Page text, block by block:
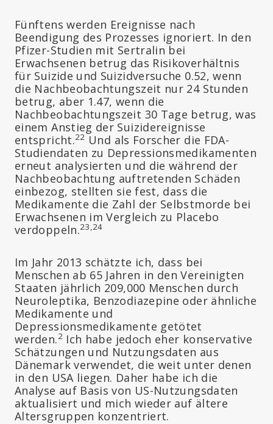
Fünftens werden Ereignisse nach
Beendigung des Prozesses ignoriert. In den
Pfizer-Studien mit Sertralin bei
Erwachsenen betrug das Risikoverhältnis
für Suizide und Suizidversuche 0.52, wenn
die Nachbeobachtungszeit nur 24 Stunden
betrug, aber 1.47, wenn die
Nachbeobachtungszeit 30 Tage betrug, was
einem Anstieg der Suizidereignisse
entspricht.22 Und als Forscher die FDA-
Studiendaten zu Depressionsmedikamenten
erneut analysierten und die während der
Nachbeobachtung auftretenden Schäden
einbezog, stellten sie fest, dass die
Medikamente die Zahl der Selbstmorde bei
Erwachsenen im Vergleich zu Placebo
verdoppeln.23,24
Im Jahr 2013 schätzte ich, dass bei
Menschen ab 65 Jahren in den Vereinigten
Staaten jährlich 209,000 Menschen durch
Neuroleptika, Benzodiazepine oder ähnliche
Medikamente und
Depressionsmedikamente getötet
werden.2Ich habe jedoch eher konservative
Schätzungen und Nutzungsdaten aus
Dänemark verwendet, die weit unter denen
in den USA liegen. Daher habe ich die
Analyse auf Basis von US-Nutzungsdaten
aktualisiert und mich wieder auf ältere
Altersgruppen konzentriert.